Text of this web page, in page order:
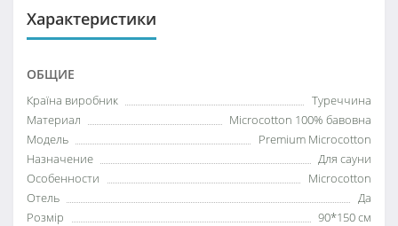
Характеристики
ОБЩИЕ
Країна виробник
Туреччина
Материал
Microcotton 100% бавовна
Модель
Premium Microcotton
Назначение
Для сауни
Особенности
Microcotton
Отель
Да
Розмір
90*150 см